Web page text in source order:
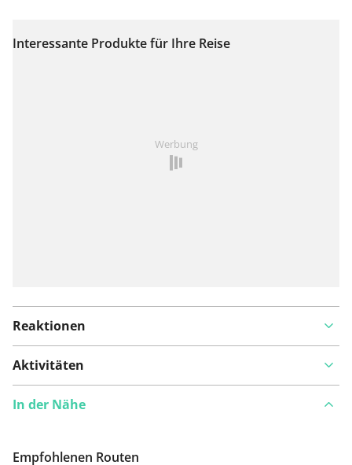
Auf Karte anzeigen
Interessante Produkte für Ihre Reise
Werbung
Reaktionen
Aktivitäten
In der Nähe
Empfohlenen Routen